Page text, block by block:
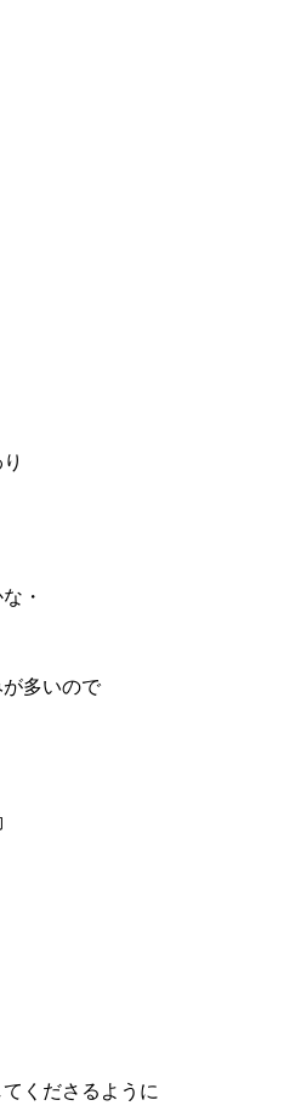
・
多いので
くださるように